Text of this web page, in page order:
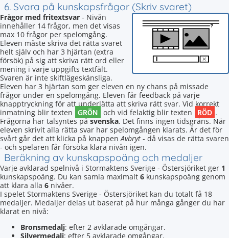
6. Svara på kunskapsfrågor (Skriv svaret)
Frågor med fritextsvar - Nivån
innehåller 14 frågor, men det visas
max 10 frågor per spelomgång.
Eleven måste skriva det rätta svaret
helt själv och har 3 hjärtan (extra
försök) på sig att skriva rätt ord eller
mening i varje uppgifts textfält.
Svaren är inte skiftlägeskänsliga.
Eleven har 3 hjärtan som ger eleven en ny chans på missade
frågor under en spelomgång. Eleven får feedback på varje
knapptryckning för att underlätta att skriva rätt svar. Vid korrekt
inmatning blir texten GRÖN och vid felaktig blir texten RÖD .
Frågorna har talsyntes påsvenska. Det finns ingen tidsgräns. När
eleven skrivit alla rätta svar har spelomgången klarats. Är det för
svårt går det att klicka på knappenAvbryt - då visas de rätta svaren
- och spelaren får försöka klara nivån igen.
Beräkning av kunskapspoäng och medaljer
Varje avklarad spelnivå i Stormaktens Sverige - Östersjöriket ger 1
kunskapspoäng. Du kan samla maximalt 6 kunskapspoäng genom
att klara alla 6 nivåer.
I spelet Stormaktens Sverige - Östersjöriket kan du totalt få 18
medaljer. Medaljer delas ut baserat på hur många gånger du har
klarat en nivå:
Bronsmedalj: efter 2 avklarade omgångar.
Silvermedalj: efter 5 avklarade omgångar.